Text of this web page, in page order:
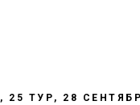
25 ТУР, 28